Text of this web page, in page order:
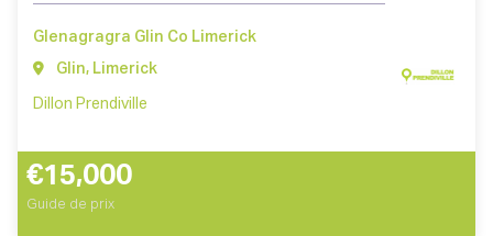
Glenagragra Glin Co Limerick
Glin, Limerick
Dillon Prendiville
€15,000
Guide de prix